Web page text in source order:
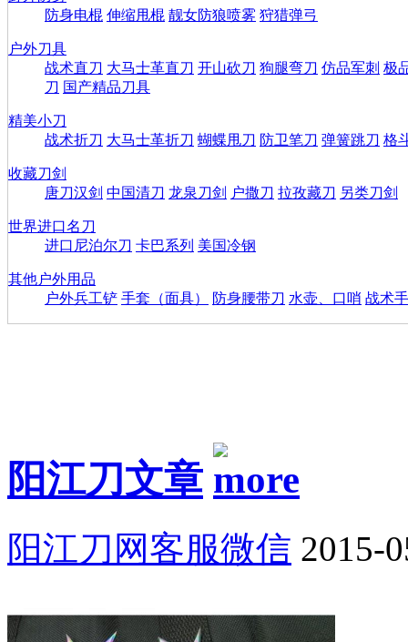
防身电棍 伸缩甩棍 靓女防狼喷雾 狩猎弹弓
户外刀具
战术直刀 大马士革直刀 开山砍刀 狗腿弯刀 仿品军刺 极
刀 国产精品刀具
精美小刀
战术折刀 大马士革折刀 蝴蝶甩刀 防卫笔刀 弹簧跳刀 格
收藏刀剑
唐刀汉剑 中国清刀 龙泉刀剑 户撒刀 拉孜藏刀 另类刀剑
世界进口名刀
进口尼泊尔刀 卡巴系列 美国冷钢
其他户外用品
户外兵工铲 手套（面具） 防身腰带刀 水壶、口哨 战术
阳江刀文章
阳江刀网客服微信 2015-